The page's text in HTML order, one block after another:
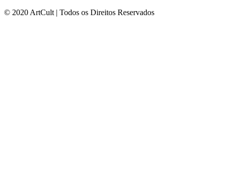
© 2020 ArtCult | Todos os Direitos Reservados